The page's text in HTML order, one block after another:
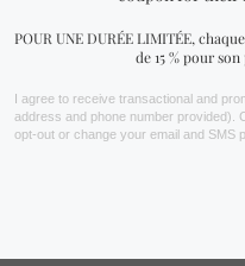
sont utilisés comme
guérison ; ils sont
visions psychiques et les